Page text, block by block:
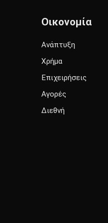
Οικονομία
Ανάπτυξη
Χρήμα
Επιχειρήσεις
Αγορές
Διεθνή